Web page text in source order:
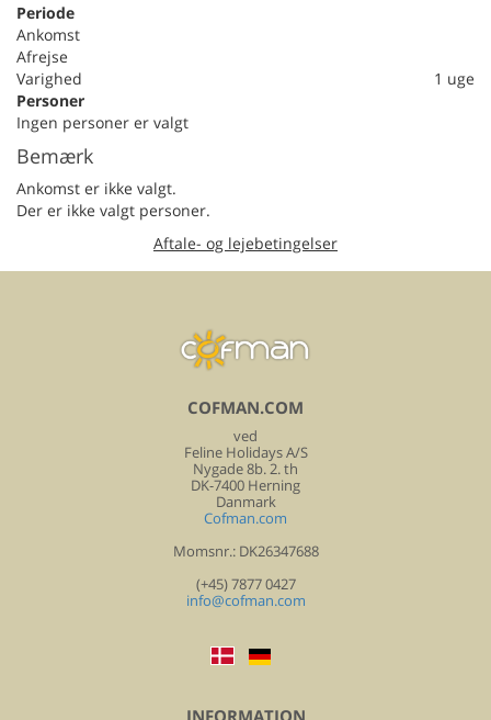
Periode
Ankomst
Afrejse
Varighed
1 uge
Personer
Ingen personer er valgt
Bemærk
Ankomst er ikke valgt.
Der er ikke valgt personer.
Aftale- og lejebetingelser
COFMAN.COM
ved
Feline Holidays A/S
Nygade 8b. 2. th
DK-7400 Herning
Danmark
Cofman.com
Momsnr.: DK26347688
(+45) 7877 0427
info@cofman.com